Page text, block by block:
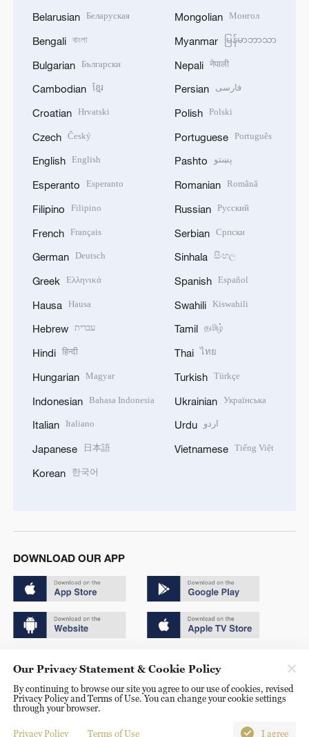
Belarusian Беларуская
Bengali বাংলা
Bulgarian Български
Cambodian ខ្មែរ
Croatian Hrvatski
Czech Český
English English
Esperanto Esperanto
Filipino Filipino
French Français
German Deutsch
Greek Ελληνικά
Hausa Hausa
Hebrew עברית
Hindi हिन्दी
Hungarian Magyar
Indonesian Bahasa Indonesia
Italian Italiano
Japanese 日本語
Korean 한국어
Mongolian Монгол
Myanmar မြန်မာဘာသာ
Nepali नेपाली
Persian فارسی
Polish Polski
Portuguese Português
Pashto پښتو
Romanian Română
Russian Русский
Serbian Српски
Sinhala සිංහල
Spanish Español
Swahili Kiswahili
Tamil தமிழ்
Thai ไทย
Turkish Türkçe
Ukrainian Українська
Urdu اردو
Vietnamese Tiếng Việt
DOWNLOAD OUR APP
京ICP备20000184号
京公网安备 11010502050052号
Disinformation report hotline: 010-85061466
Our Privacy Statement & Cookie Policy
By continuing to browse our site you agree to our use of cookies, revised
Privacy Policy and Terms of Use. You can change your cookie settings
through your browser.
Privacy Policy Terms of Use I agree